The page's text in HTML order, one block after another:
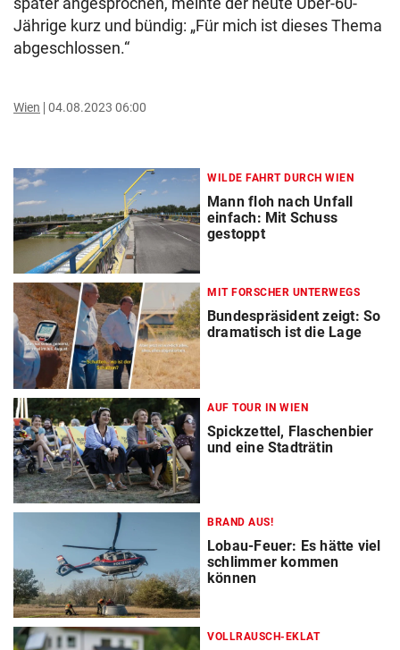
Jährige kurz und bündig: „Für mich ist dieses Thema
abgeschlossen.“
Wien 04.08.2023 06:00
WILDE FAHRT DURCH WIEN
Mann floh nach Unfall
einfach: Mit Schuss
gestoppt
MIT FORSCHER UNTERWEGS
Bundespräsident zeigt: So
dramatisch ist die Lage
AUF TOUR IN WIEN
Spickzettel, Flaschenbier
und eine Stadträtin
BRAND AUS!
Lobau-Feuer: Es hätte viel
schlimmer kommen
können
VOLLRAUSCH-EKLAT